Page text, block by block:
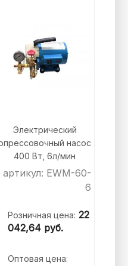
Электрический
насос
400 Вт, 6л/мин
артикул: EWM-60-
6
Розничная цена: 22
042,64 руб.
Оптовая цена: